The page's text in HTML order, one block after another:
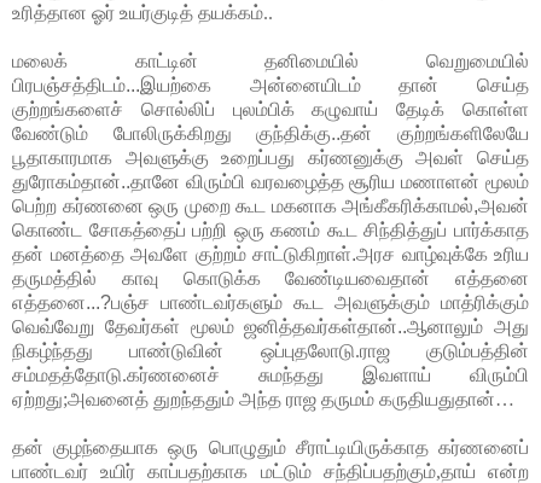
உரித்தான ஓர் உயர்குடித் தயக்கம்..
மலைக் காட்டின் தனிமையில்
வெறுமையில்
பிரபஞ்சத்திடம்...இயற்கை அன்னையிடம் தான்
செய்த
குற்றங்களைச்
சொல்லிப் புலம்பிக் கழுவாய் தேடிக்
கொள்ள
வேண்டும்
போலிருக்கிறது குந்திக்கு..தன்
குற்றங்களிலேயே
பூதாகாரமாக
அவளுக்கு உறைப்பது கர்ணனுக்கு அவள்
செய்த
துரோகம்தான்..தானே விரும்பி வரவழைத்த சூரிய மணாளன் மூலம்
பெற்ற கர்ணனை ஒரு முறை கூட மகனாக அங்கீகரிக்காமல்,அவன்
கொண்ட
சோகத்தைப் பற்றி ஒரு கணம் கூட சிந்தித்துப் பார்க்காத
தன் மனத்தை அவளே குற்றம் சாட்டுகிறாள்.அரச வாழ்வுக்கே உரிய
தருமத்தில்
காவு கொடுக்க வேண்டியவைதான்
எத்தனை
எத்தனை...?பஞ்ச பாண்டவர்களும் கூட அவளுக்கும் மாத்ரிக்கும்
வெவ்வேறு தேவர்கள் மூலம் ஜனித்தவர்கள்தான்..ஆனாலும் அது
நிகழ்ந்தது
பாண்டுவின்
ஒப்புதலோடு.ராஜ குடும்பத்தின்
சம்மதத்தோடு.கர்ணனைச் சுமந்தது இவளாய் விரும்பி
ஏற்றது;அவனைத் துறந்ததும் அந்த ராஜ தருமம் கருதியதுதான்…
தன் குழந்தையாக ஒரு பொழுதும் சீராட்டியிருக்காத கர்ணனைப்
பாண்டவர் உயிர் காப்பதற்காக மட்டும் சந்திப்பதற்கும்,தாய் என்ற